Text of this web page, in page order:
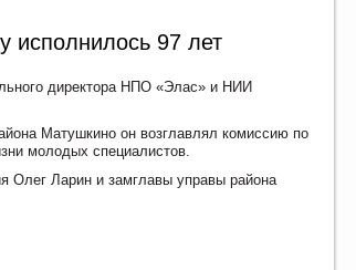
исполнилось 97 лет
директора НПО «Элас» и НИИ
Матушкино он возглавлял комиссию по
молодых специалистов.
Олег Ларин и замглавы управы района